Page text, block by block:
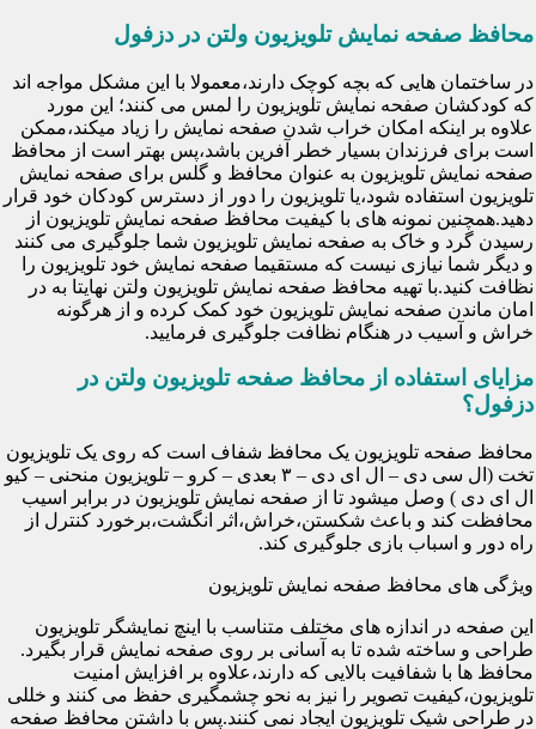
محافظ صفحه نمایش تلویزیون ولتن در دزفول
در ساختمان هایی که بچه کوچک دارند،معمولا با این مشکل مواجه اند
که کودکشان صفحه نمایش تلویزیون را لمس می کنند؛ این مورد
علاوه بر اینکه امکان خراب شدن صفحه نمایش را زیاد میکند،ممکن
است برای فرزندان بسیار خطر آفرین باشد،پس بهتر است از محافظ
صفحه نمایش تلویزیون به عنوان محافظ و گلس برای صفحه نمایش
تلویزیون استفاده شود،یا تلویزیون را دور از دسترس کودکان خود قرار
دهید.همچنین نمونه های با کیفیت محافظ صفحه نمایش تلویزیون از
رسیدن گرد و خاک به صفحه نمایش تلویزیون شما جلوگیری می کنند
و دیگر شما نیازی نیست که مستقیما صفحه نمایش خود تلویزیون را
نظافت کنید.با تهیه محافظ صفحه نمایش تلویزیون ولتن نهایتا به در
امان ماندن صفحه نمایش تلویزیون خود کمک کرده و از هرگونه
خراش و آسیب در هنگام نظافت جلوگیری فرمایید.
مزایای استفاده از محافظ صفحه تلویزیون ولتن در
دزفول؟
محافظ صفحه تلویزیون یک محافظ شفاف است که روی یک تلویزیون
تخت (ال سی دی – ال ای دی – ۳ بعدی – کرو – تلویزیون منحنی – کیو
ال ای دی ) وصل میشود تا از صفحه نمایش تلویزیون در برابر اسیب
محافظت کند و باعث شکستن،خراش،اثر انگشت،برخورد کنترل از
راه دور و اسباب بازی جلوگیری کند.
ویژگی های محافظ صفحه نمایش تلویزیون
این صفحه در اندازه های مختلف متناسب با اینچ نمایشگر تلویزیون
طراحی و ساخته شده تا به آسانی بر روی صفحه نمایش قرار بگیرد.
محافظ ها با شفافیت بالایی که دارند،علاوه بر افزایش امنیت
تلویزیون،کیفیت تصویر را نیز به نحو چشمگیری حفظ می کنند و خللی
در طراحی شیک تلویزیون ایجاد نمی کنند.پس با داشتن محافظ صفحه